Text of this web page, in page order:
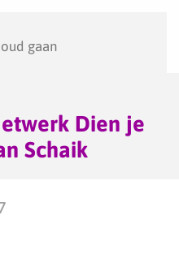
gaan
Dien je
Schaik